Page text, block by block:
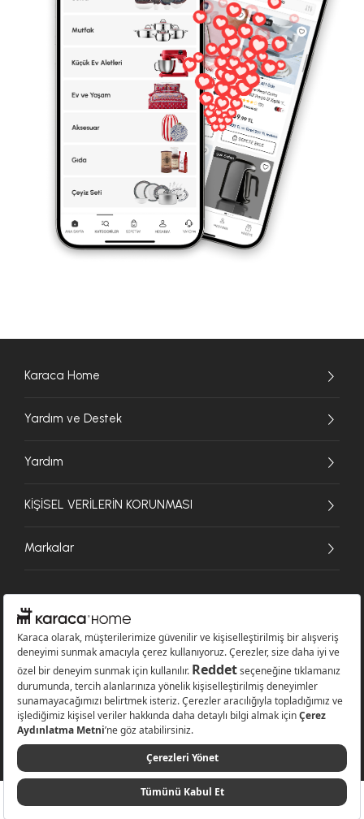
Karaca Home
Yardım ve Destek
Yardım
KİŞİSEL VERİLERİN KORUNMASI
Markalar
© 2026 Karaca Home Collection Tekstil Sanayi ve Ticaret A.Ş. - Tüm hakları
saklıdır.